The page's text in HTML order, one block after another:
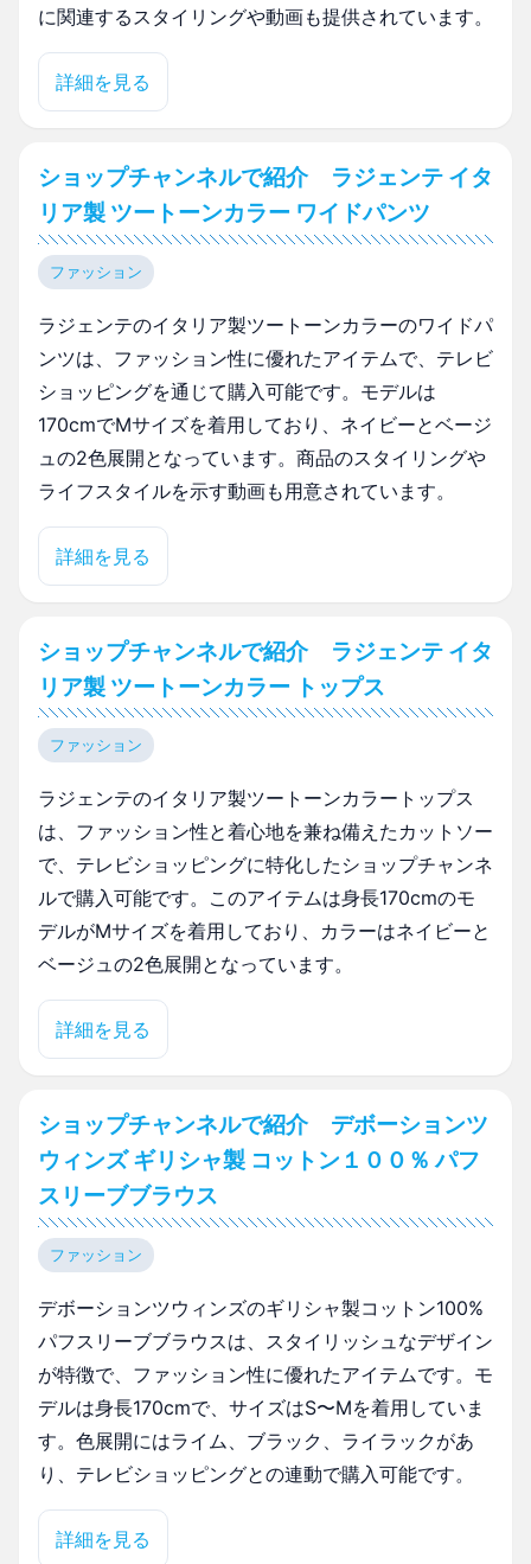
に関連するスタイリングや動画も提供されています。
詳細を見る
ショップチャンネルで紹介 ラジェンテ イタ
リア製 ツートーンカラー ワイドパンツ
ファッション
ラジェンテのイタリア製ツートーンカラーのワイドパ
ンツは、ファッション性に優れたアイテムで、テレビ
ショッピングを通じて購入可能です。モデルは
170cmでMサイズを着用しており、ネイビーとベージ
ュの2色展開となっています。商品のスタイリングや
ライフスタイルを示す動画も用意されています。
詳細を見る
ショップチャンネルで紹介 ラジェンテ イタ
リア製 ツートーンカラー トップス
ファッション
ラジェンテのイタリア製ツートーンカラートップス
は、ファッション性と着心地を兼ね備えたカットソー
で、テレビショッピングに特化したショップチャンネ
ルで購入可能です。このアイテムは身長170cmのモ
デルがMサイズを着用しており、カラーはネイビーと
ベージュの2色展開となっています。
詳細を見る
ショップチャンネルで紹介 デボーションツ
ウィンズ ギリシャ製 コットン１００％ パフ
スリーブブラウス
ファッション
デボーションツウィンズのギリシャ製コットン100%
パフスリーブブラウスは、スタイリッシュなデザイン
が特徴で、ファッション性に優れたアイテムです。モ
デルは身長170cmで、サイズはS〜Mを着用していま
す。色展開にはライム、ブラック、ライラックがあ
り、テレビショッピングとの連動で購入可能です。
詳細を見る